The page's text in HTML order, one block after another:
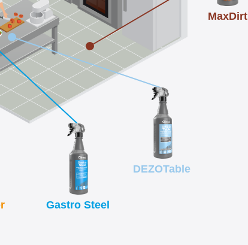
MaxDirt
DEZOTable
Gastro Steel